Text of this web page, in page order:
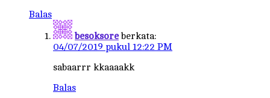
Balas
besoksore berkata:
04/07/2019 pukul 12:22 PM
sabaarrr kkaaaakk
Balas